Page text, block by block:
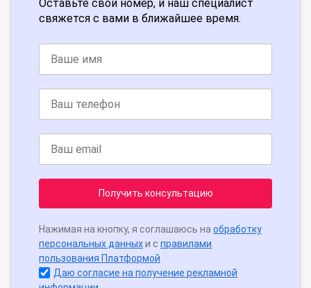
Оставьте свой номер, и наш специалист
свяжется с вами в ближайшее время.
Получить консультацию
Нажимая на кнопку, я соглашаюсь на обработку
персональных данныхи с правилами
пользования Платформой
Даю согласие на получение рекламной